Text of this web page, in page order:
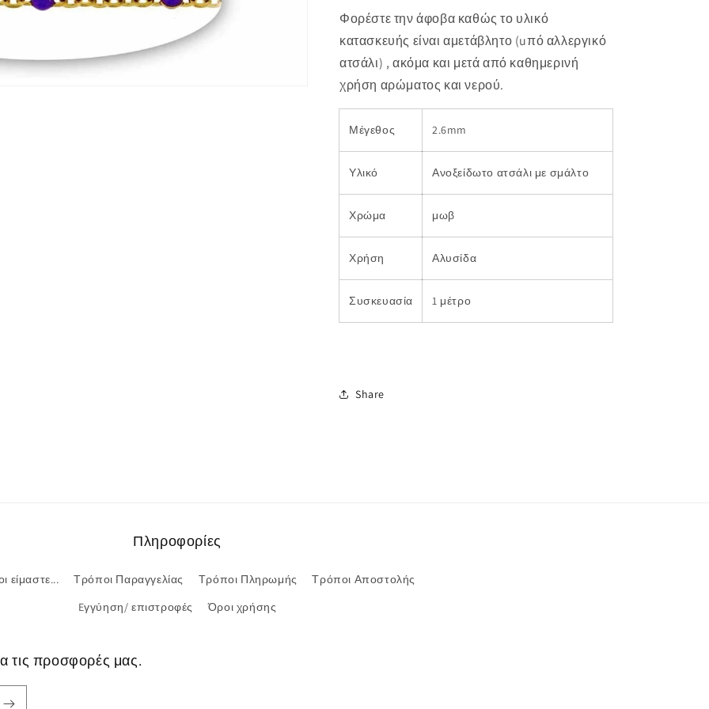
Φορέστε την άφοβα καθώς το υλικό
κατασκευής είναι αμετάβλητο (uπό αλλεργικό
ατσάλι) , ακόμα και μετά από καθημερινή
χρήση αρώματος και νερού.
Μέγεθος 2.6mm
Υλικό Ανοξείδωτο ατσάλι με σμάλτο
Χρώμα μωβ
Χρήση Αλυσίδα
Συσκευασία 1 μέτρο
Share
Πληροφορίες
είμαστε... Τρόποι Παραγγελίας Τρόποι Πληρωμής
Τρόποι Αποστολής
Eγγύηση/ επιστροφές
Όροι χρήσης
τις προσφορές μας.